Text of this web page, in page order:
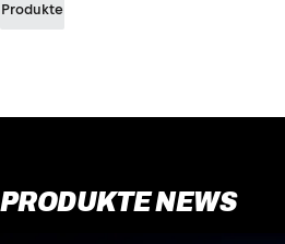
Produkte
PRODUKTE NEWS